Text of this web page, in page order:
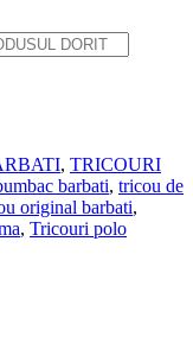
, TRICOURI
barbati, tricou de
original barbati,
, Tricouri polo